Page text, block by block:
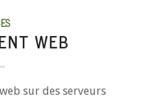
WEB
sur des serveurs